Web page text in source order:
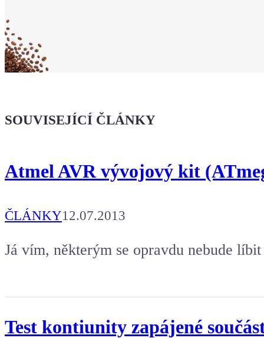
že jsi Maker!
Koupit tričko
SOUVISEJÍCÍ ČLÁNKY
Atmel AVR vývojový kit
ČLÁNKY12.07.2013
Já vím, některým se opravdu nebude
Test kontiunity zapájené